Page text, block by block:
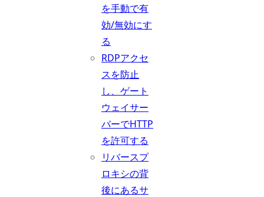
を手動で有
効/無効にす
る
RDPアクセ
スを防止
し、ゲート
ウェイサー
バーでHTTP
を許可する
リバースプ
ロキシの背
後にあるサ